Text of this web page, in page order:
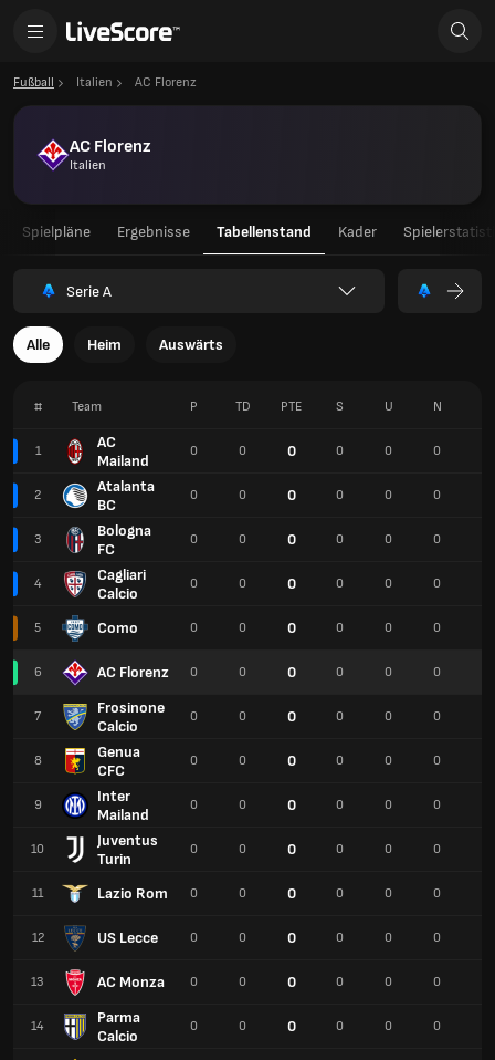
Fußball Italien AC Florenz
AC Florenz
Italien
Spielpläne Ergebnisse Tabellenstand Kader
Serie A
Alle Heim Auswärts
# Team
1
AC
Mailand
2
Atalanta
BC
3
Bologna
FC
4
Cagliari
Calcio
5 Como
6 AC Florenz
7
Frosinone
Calcio
8
Genua
CFC
9
Inter
Mailand
10
Juventus
Turin
11 Lazio Rom
12 US Lecce
13 AC Monza
14
Parma
Calcio
P TD PTE S U N
0 0 0 0 0 0
0 0 0 0 0 0
0 0 0 0 0 0
0 0 0 0 0 0
0 0 0 0 0 0
0 0 0 0 0 0
0 0 0 0 0 0
0 0 0 0 0 0
0 0 0 0 0 0
0 0 0 0 0 0
0 0 0 0 0 0
0 0 0 0 0 0
0 0 0 0 0 0
0 0 0 0 0 0